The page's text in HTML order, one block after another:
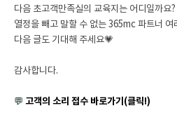
다음 초고객만족실의 교육지는 어디일까요?
열정을 빼고 말할 수 없는 365mc 파트너 여
다음 글도 기대해 주세요💗
감사합니다.
💬 고객의 소리 접수 바로가기(클릭!)